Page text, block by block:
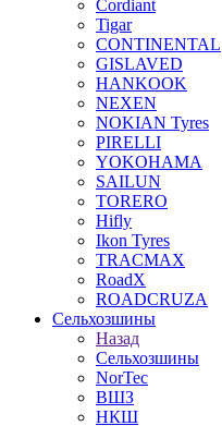
Cordiant
Tigar
CONTINENTAL
GISLAVED
HANKOOK
NEXEN
NOKIAN Tyres
PIRELLI
YOKOHAMA
SAILUN
TORERO
Hifly
Ikon Tyres
TRACMAX
RoadX
ROADCRUZA
Сельхозшины
Назад
Сельхозшины
NorTec
ВШЗ
НКШ